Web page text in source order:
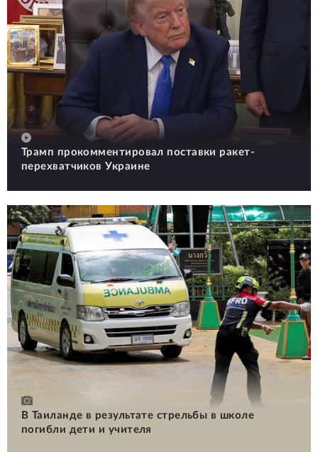
Трамп прокомментировал поставки ракет-
перехватчиков Украине
В Таиланде в результате стрельбы в школе
погибли дети и учителя